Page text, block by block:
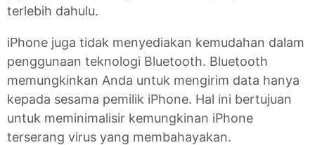
terlebih dahulu.
iPhone juga tidak menyediakan kemudahan dalam
penggunaan teknologi Bluetooth. Bluetooth
memungkinkan Anda untuk mengirim data hanya
kepada sesama pemilik iPhone. Hal ini bertujuan
untuk meminimalisir kemungkinan iPhone
terserang virus yang membahayakan.